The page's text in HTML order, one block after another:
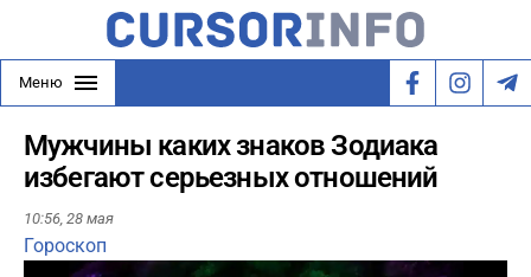
Меню
Мужчины каких знаков Зодиака
избегают серьезных отношений
10:56, 28 мая
Гороскоп